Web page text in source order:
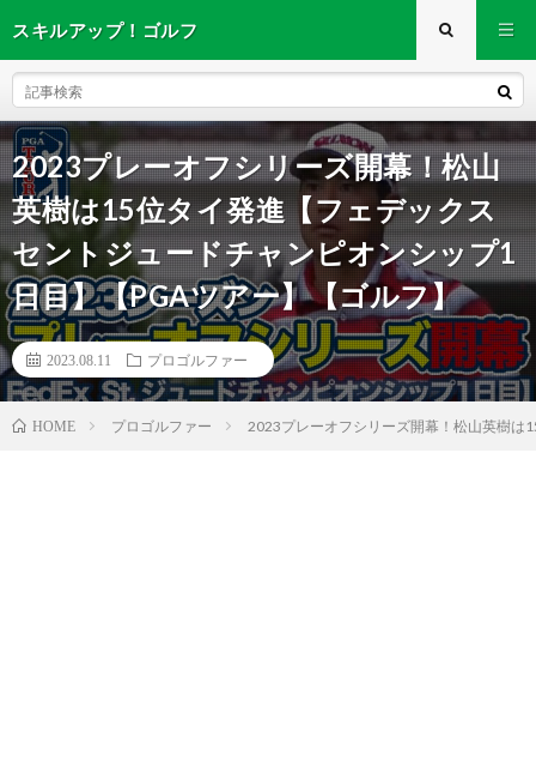
スキルアップ！ゴルフ
2023プレーオフシリーズ開幕！松山
英樹は15位タイ発進【フェデックス
セントジュードチャンピオンシップ1
日目】【PGAツアー】【ゴルフ】
2023.08.11 プロゴルファー
HOME プロゴルファー 2023プレーオフシリーズ開幕！松山英樹は